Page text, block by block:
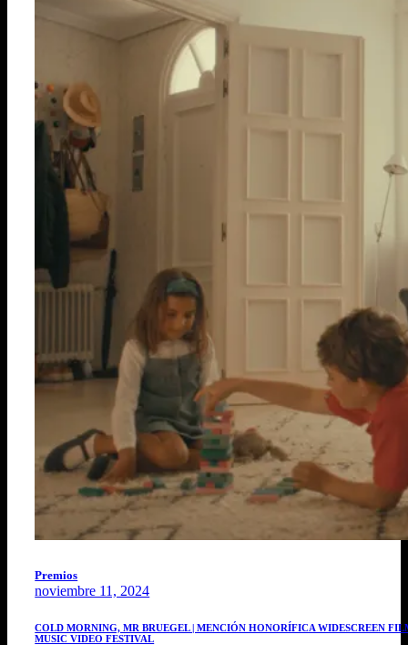
Premios
noviembre 11, 2024
COLD MORNING, MR BRUEGEL | MENCIÓN HONORÍFICA WIDESCREEN
MUSIC VIDEO FESTIVAL